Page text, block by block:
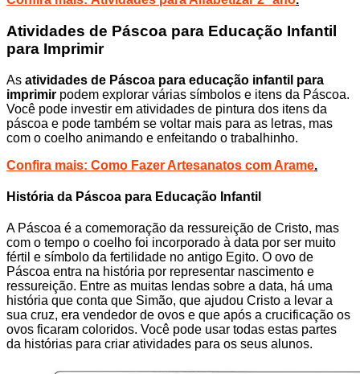
Atividades de Páscoa para Educação Infantil
para Imprimir
As atividades de Páscoa para educação infantil para
imprimir podem explorar várias símbolos e itens da Páscoa.
Você pode investir em atividades de pintura dos itens da
páscoa e pode também se voltar mais para as letras, mas
com o coelho animando e enfeitando o trabalhinho.
Confira mais: Como Fazer Artesanatos com Arame.
História da Páscoa para Educação Infantil
A Páscoa é a comemoração da ressureição de Cristo, mas
com o tempo o coelho foi incorporado à data por ser muito
fértil e símbolo da fertilidade no antigo Egito. O ovo de
Páscoa entra na história por representar nascimento e
ressureição. Entre as muitas lendas sobre a data, há uma
história que conta que Simão, que ajudou Cristo a levar a
sua cruz, era vendedor de ovos e que após a crucificação os
ovos ficaram coloridos. Você pode usar todas estas partes
da histórias para criar atividades para os seus alunos.